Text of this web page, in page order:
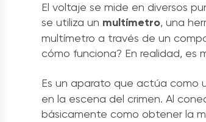
El voltaje se mide en diversos
se utiliza un multímetro, una
multímetro a través de un
cómo funciona? En realidad, es
Es un aparato que actúa como
en la escena del crimen. Al
básicamente como obtener la